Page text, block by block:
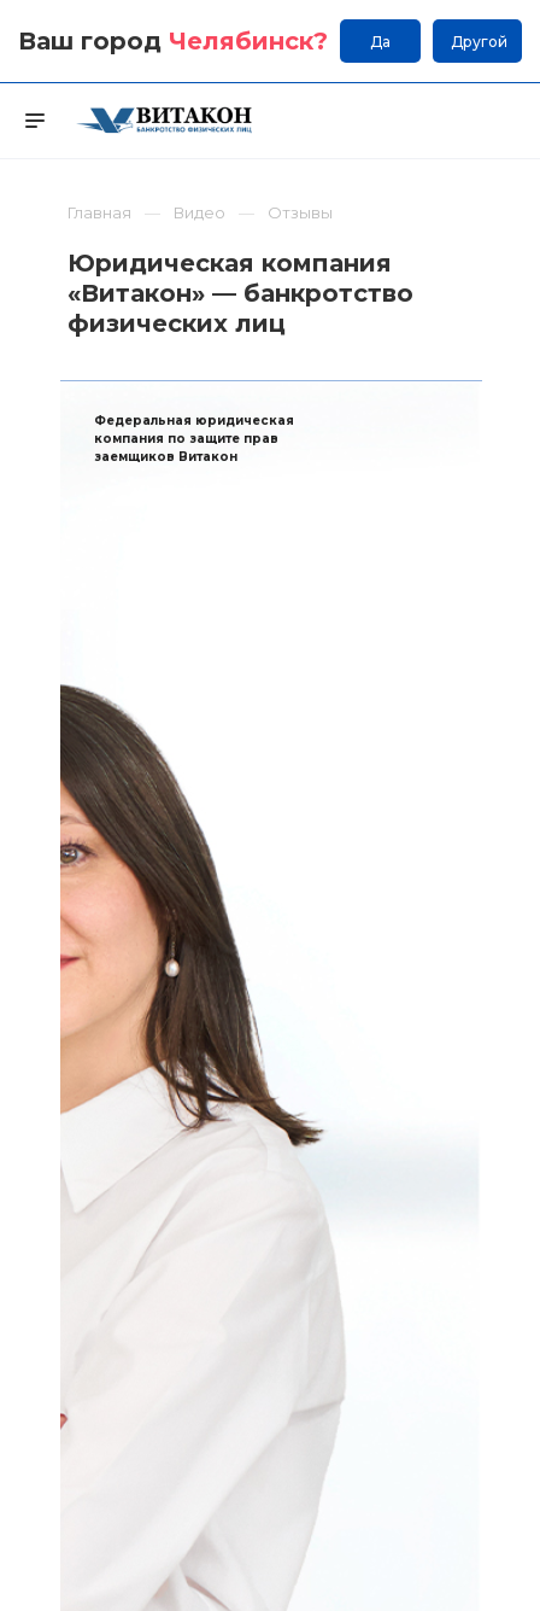
Ваш город Челябинск? Да Другой
Главная Видео Отзывы
Юридическая компания
«Витакон» — банкротство
физических лиц
Федеральная юридическая
компания по защите прав
заемщиков Витакон